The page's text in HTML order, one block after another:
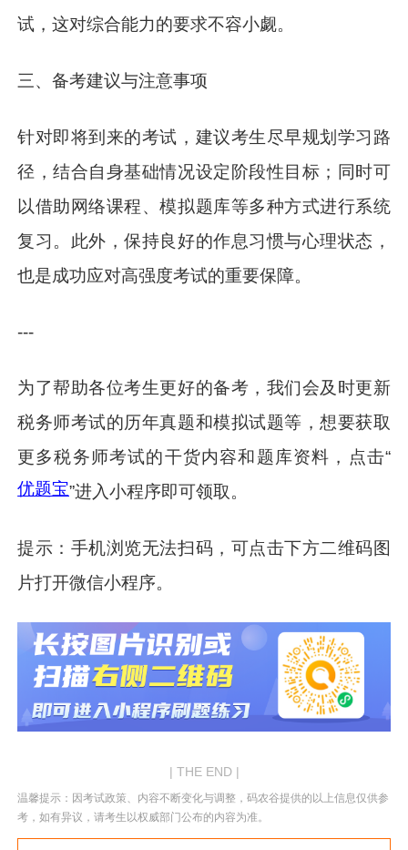
试，这对综合能力的要求不容小觑。
三、备考建议与注意事项
针对即将到来的考试，建议考生尽早规划学习路
径，结合自身基础情况设定阶段性目标；同时可
以借助网络课程、模拟题库等多种方式进行系统
复习。此外，保持良好的作息习惯与心理状态，
也是成功应对高强度考试的重要保障。
---
为了帮助各位考生更好的备考，我们会及时更新
税务师考试的历年真题和模拟试题等，想要获取
更多税务师考试的干货内容和题库资料，点击“
优题宝”进入小程序即可领取。
提示：手机浏览无法扫码，可点击下方二维码图
片打开微信小程序。
| THE END |
温馨提示：因考试政策、内容不断变化与调整，码农谷提供的以上信息仅供参
考，如有异议，请考生以权威部门公布的内容为准。